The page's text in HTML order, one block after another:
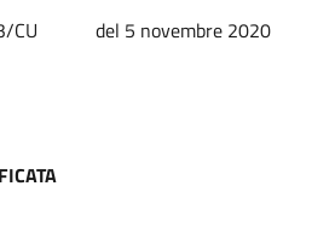
CU del 5 novembre 2020